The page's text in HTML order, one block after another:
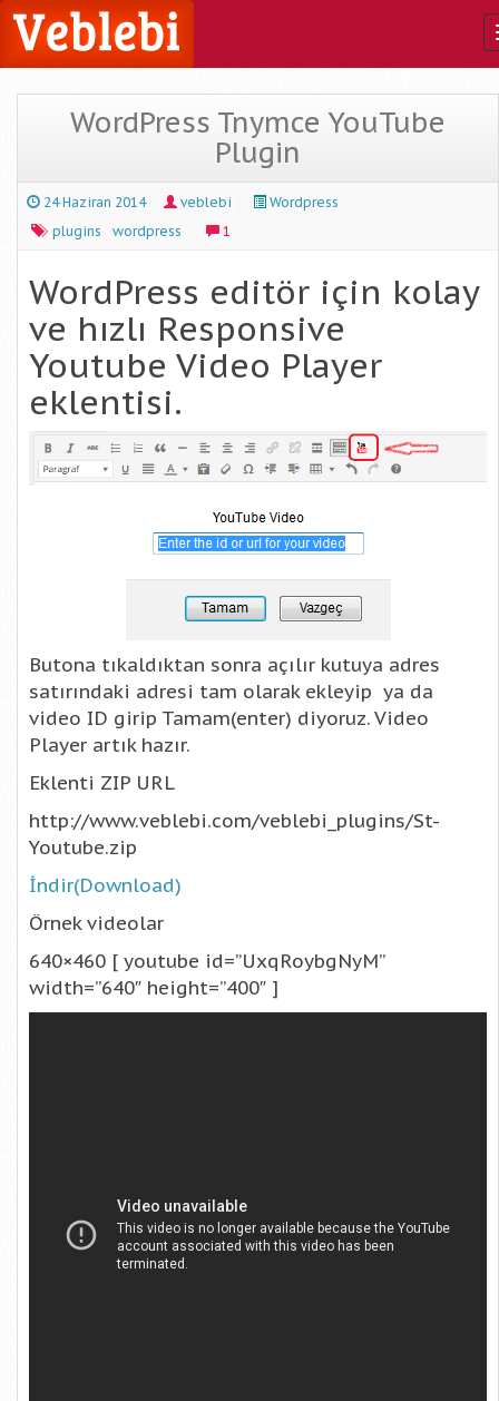
WordPress Tnymce YouTube
Plugin
24 Haziran 2014 veblebi
Wordpress
plugins
wordpress 1
WordPress editör için kolay
ve hızlı Responsive
Youtube Video Player
eklentisi.
Butona tıkaldıktan sonra açılır kutuya adres
satırındaki adresi tam olarak ekleyip ya da
video ID girip Tamam(enter) diyoruz. Video
Player artık hazır.
Eklenti ZIP URL
http://www.veblebi.com/veblebi_plugins/St-
Youtube.zip
İndir(Download)
Örnek videolar
640×460 [ youtube id=”UxqRoybgNyM”
width=”640″ height=”400″ ]